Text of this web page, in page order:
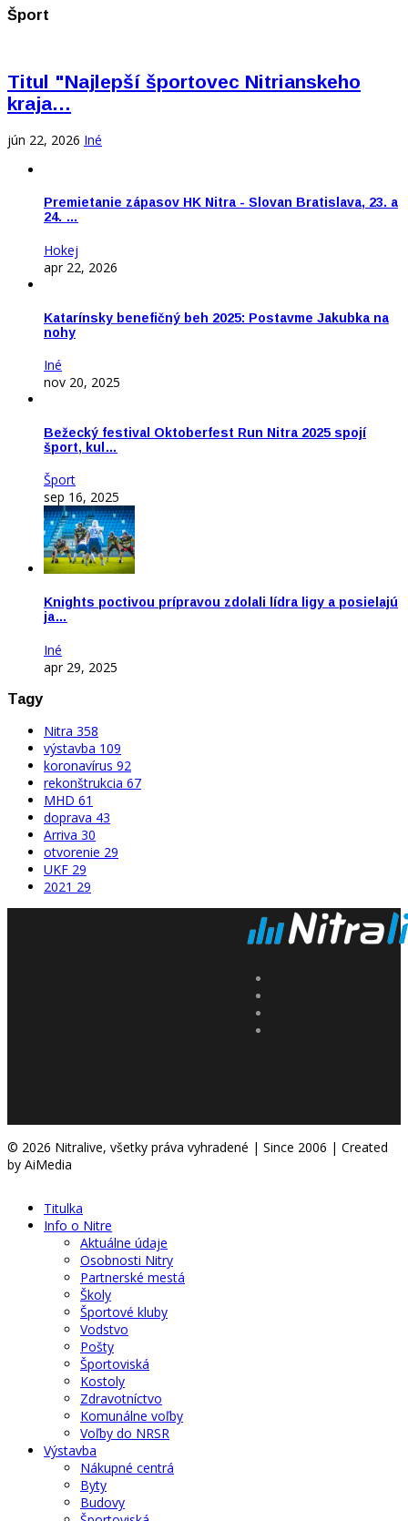
Šport
Titul "Najlepší športovec Nitrianskeho
kraja…
jún 22, 2026 Iné
Premietanie zápasov HK Nitra - Slovan Bratislava, 23. a
24. …
Hokej
apr 22, 2026
Katarínsky benefičný beh 2025: Postavme Jakubka na
nohy
Iné
nov 20, 2025
Bežecký festival Oktoberfest Run Nitra 2025 spojí
šport, kul…
Šport
sep 16, 2025
Knights poctivou prípravou zdolali lídra ligy a posielajú
ja…
Iné
apr 29, 2025
Tagy
Nitra 358
výstavba 109
koronavírus 92
rekonštrukcia 67
MHD 61
doprava 43
Arriva 30
otvorenie 29
UKF 29
2021 29
© 2026 Nitralive, všetky práva vyhradené | Since 2006 | Created
by AiMedia
Titulka
Info o Nitre
Aktuálne údaje
Osobnosti Nitry
Partnerské mestá
Školy
Športové kluby
Vodstvo
Pošty
Športoviská
Kostoly
Zdravotníctvo
Komunálne voľby
Voľby do NRSR
Výstavba
Nákupné centrá
Byty
Budovy